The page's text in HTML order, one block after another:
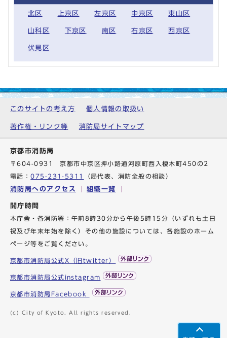
北区 上京区 左京区 中京区 東山区
山科区 下京区 南区 右京区 西京区
伏見区
このサイトの考え方 個人情報の取扱い
著作権・リンク等 消防局サイトマップ
京都市消防局
〒604-0931 京都市中京区押小路通河原町西入榎木町450の2
電話：075-231-5311 （局代表、消防全般の相談）
消防局へのアクセス 組織一覧
開庁時間
本庁舎・各消防署：午前8時30分から午後5時15分（いずれも土日
祝及び年末年始を除く）その他の施設については、各施設のホーム
ページ等をご覧ください。
京都市消防局公式X（旧twitter）
京都市消防局公式instagram
京都市消防局Facebook
(c) City of Kyoto. All rights reserved.